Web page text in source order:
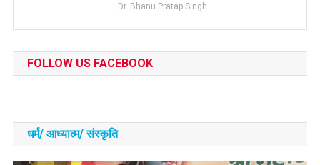
Dr. Bhanu Pratap Singh
FOLLOW US FACEBOOK
धर्म/ आध्‍यात्‍म/ संस्‍कृति